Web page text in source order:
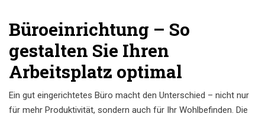
Büroeinrichtung – So
gestalten Sie Ihren
Arbeitsplatz optimal
Ein gut eingerichtetes Büro macht den Unterschied – nicht nur
für mehr Produktivität, sondern auch für Ihr Wohlbefinden. Die